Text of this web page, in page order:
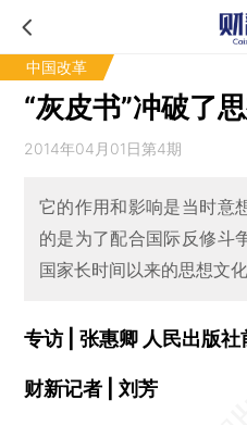
中国改革
“灰皮书”冲破了
2014年04月01日第4期
它的作用和影响是当时意
的是为了配合国际反修斗
国家长时间以来的思想文
专访 | 张惠卿 人民出版社
财新记者 | 刘芳